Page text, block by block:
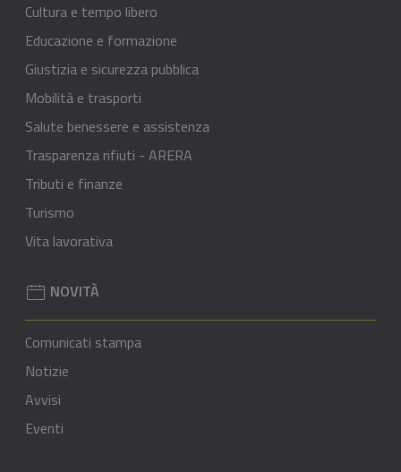
Cultura e tempo libero
Educazione e formazione
Giustizia e sicurezza pubblica
Mobilità e trasporti
Salute benessere e assistenza
Trasparenza rifiuti - ARERA
Tributi e finanze
Turismo
Vita lavorativa
NOVITÀ
Comunicati stampa
Notizie
Avvisi
Eventi